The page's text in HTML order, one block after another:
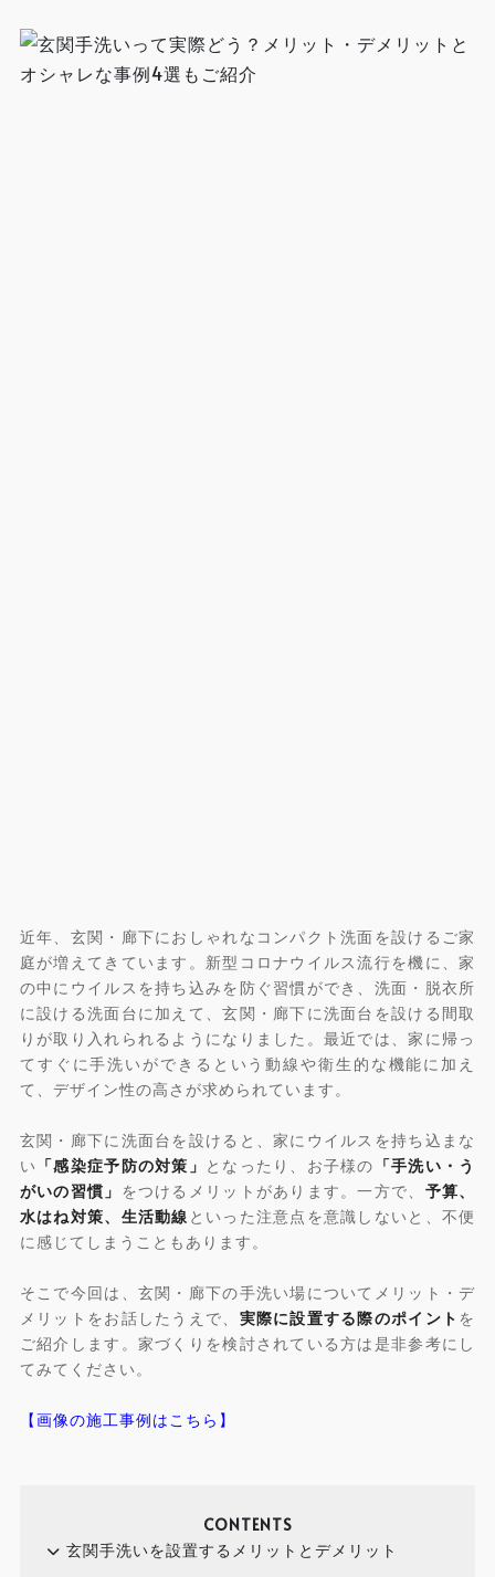
近年、玄関・廊下におしゃれなコンパクト洗面を設けるご家
庭が増えてきています。新型コロナウイルス流行を機に、家
の中にウイルスを持ち込みを防ぐ習慣ができ、洗面・脱衣所
に設ける洗面台に加えて、玄関・廊下に洗面台を設ける間取
りが取り入れられるようになりました。最近では、家に帰っ
てすぐに手洗いができるという動線や衛生的な機能に加え
て、デザイン性の高さが求められています。
玄関・廊下に洗面台を設けると、家にウイルスを持ち込まな
い 「感染症予防の対策」 となったり、お子様の 「手洗い・う
がいの習慣」 をつけるメリットがあります。一方で、 予算、
水はね対策、生活動線 といった注意点を意識しないと、不便
に感じてしまうこともあります。
そこで今回は、玄関・廊下の手洗い場についてメリット・デ
メリットをお話したうえで、 実際に設置する際のポイント を
ご紹介します。家づくりを検討されている方は是非参考にし
てみてください。
【画像の施工事例はこちら】
CONTENTS
玄関手洗いを設置するメリットとデメリット